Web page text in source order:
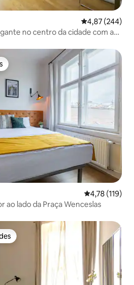
4,87 de uma
4,87 (244)
no centro da cidade com ar-
4,78 de uma
4,78 (119)
lado da Praça Wenceslas
dos hóspedes